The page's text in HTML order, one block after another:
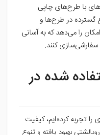
با طرح‌های چاپی
گسترده در طرح‌ها و
را می‌دهد که به آسانی
کنند.
شده در
تجربه کرده‌ایم، کیفیت
بهبود یافته و تنوع